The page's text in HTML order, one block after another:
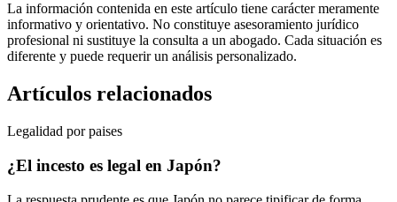
La información contenida en este artículo tiene carácter meramente
informativo y orientativo. No constituye asesoramiento jurídico
profesional ni sustituye la consulta a un abogado. Cada situación es
diferente y puede requerir un análisis personalizado.
Artículos relacionados
Legalidad por paises
¿El incesto es legal en Japón?